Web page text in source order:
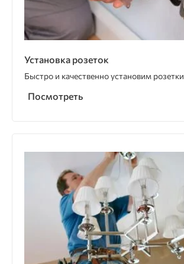
Установка розеток
Быстро и качественно установим розетки
Посмотреть